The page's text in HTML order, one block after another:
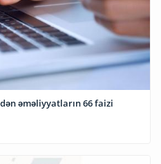
əməliyyatların 66 faizi